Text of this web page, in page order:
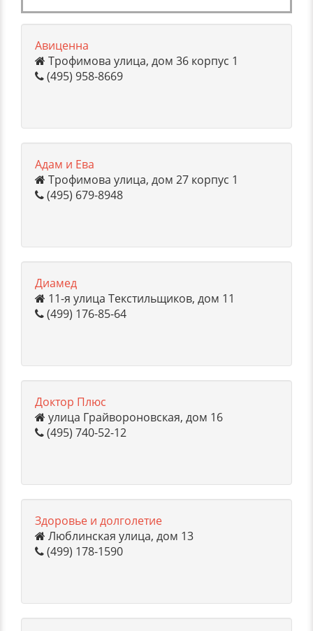
Авиценна
Трофимова улица, дом 36 корпус 1
(495) 958-8669
Адам и Ева
Трофимова улица, дом 27 корпус 1
(495) 679-8948
Диамед
11-я улица Текстильщиков, дом 11
(499) 176-85-64
Доктор Плюс
улица Грайвороновская, дом 16
(495) 740-52-12
Здоровье и долголетие
Люблинская улица, дом 13
(499) 178-1590